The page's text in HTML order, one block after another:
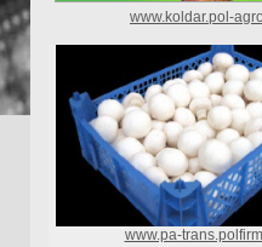
www.koldar.pol-
www.pa-